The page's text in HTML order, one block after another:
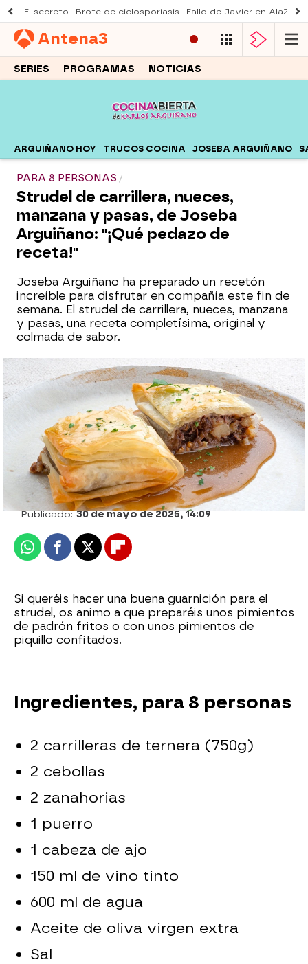
El secreto Brote de ciclosporiasis Fallo de Javier en AlaZ
Antena3
SERIES PROGRAMAS NOTICIAS
ARGUIÑANO HOY TRUCOS COCINA JOSEBA ARGUIÑANO
PARA 8 PERSONAS
Strudel de carrillera, nueces,
manzana y pasas, de Joseba
Arguiñano: "¡Qué pedazo de
receta!"
Joseba Arguiñano ha preparado un recetón
increíble para disfrutar en compañía este fin de
semana. El strudel de carrillera, nueces, manzana
y pasas, una receta completísima, original y
colmada de sabor.
Guiso de acelgas con pencas rellenas de
jamón y queso, de Karlos Arguiñano
Cristina García Chacón
Publicado:30 de mayo de 2025, 14:09
WhatsappFacebook
X Flipboard
Si queréis hacer una buena guarnición para el
strudel, os animo a que preparéis unos pimientos
de padrón fritos o con unos pimientos de
piquillo confitados.
Ingredientes, para 8 personas
2 carrilleras de ternera (750g)
2 cebollas
2 zanahorias
1 puerro
1 cabeza de ajo
150 ml de vino tinto
600 ml de agua
Aceite de oliva virgen extra
Sal